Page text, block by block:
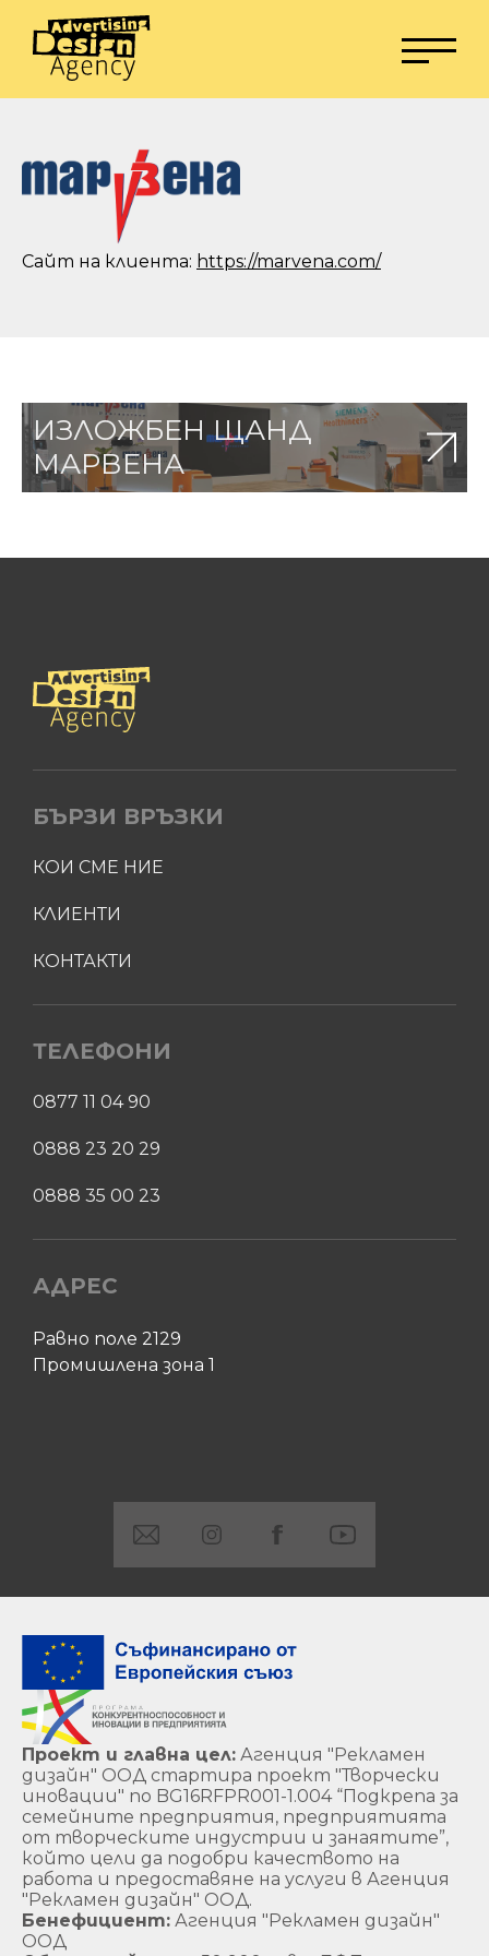
Сайт на клиента: https://marvena.com/
ИЗЛОЖБЕН ЩАНД
МАРВЕНА
БЪРЗИ ВРЪЗКИ
КОИ СМЕ НИЕ
КЛИЕНТИ
КОНТАКТИ
ТЕЛЕФОНИ
0877 11 04 90
0888 23 20 29
0888 35 00 23
АДРЕС
Равно поле 2129
Промишлена зона 1
Проект и главна цел: Агенция "Рекламен
дизайн" ООД стартира проект "Творчески
иновации" по BG16RFPR001-1.004 “Подкрепа за
семейните предприятия, предприятията
от творческите индустрии и занаятите”,
който цели да подобри качеството на
работа и предоставяне на услуги в Агенция
"Рекламен дизайн" ООД.
Бенефициент: Агенция "Рекламен дизайн"
ООД